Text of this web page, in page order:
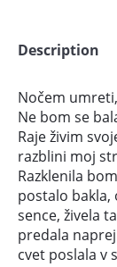
Description
Nočem
Ne bom se
Raje živim
razblini moj
Razklenila
postalo bakla,
sence, živela
predala
cvet poslala v